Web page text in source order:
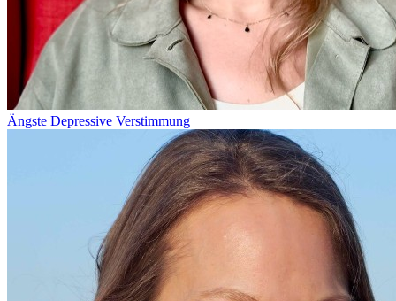
Ängste Depressive Verstimmung